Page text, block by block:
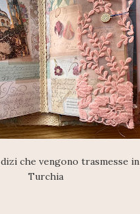
che vengono trasmesse in
Turchia